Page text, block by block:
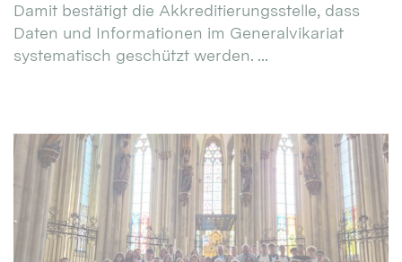
Damit bestätigt die Akkreditierungsstelle, dass
Daten und Informationen im Generalvikariat
systematisch geschützt werden. ...